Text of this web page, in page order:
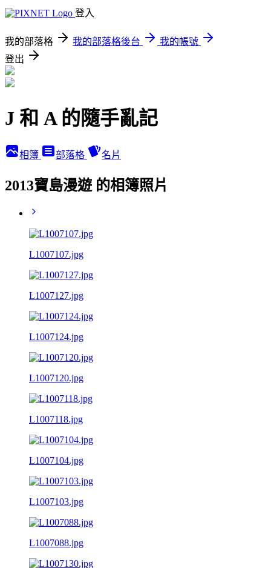
登入
我的部落格 我的部落格後台
我的帳號
登出
J 和 A 的隨手亂記
相簿 部落格 名片
2013寶島漫遊 的相簿照片
L1007107.jpg
L1007127.jpg
L1007124.jpg
L1007120.jpg
L1007118.jpg
L1007104.jpg
L1007103.jpg
L1007088.jpg